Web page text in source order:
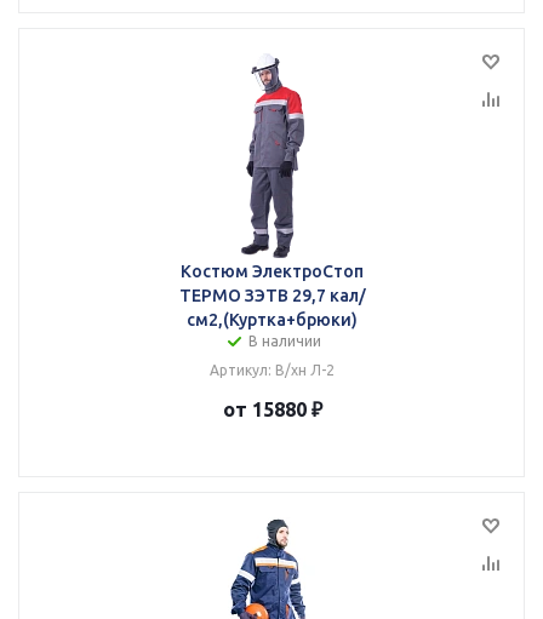
Костюм ЭлектроСтоп
ТЕРМО ЗЭТВ 29,7 кал/
см2,(Куртка+брюки)
В наличии
Артикул: В/хн Л-2
от 15880 ₽